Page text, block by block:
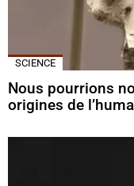
SCIENCE
Nous pourrions
origines de